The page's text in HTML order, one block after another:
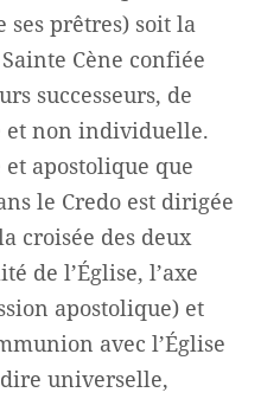
ses prêtres) soit la
Cène confiée
successeurs, de
et non individuelle.
et apostolique que
le Credo est dirigée
croisée des deux
de l’Église, l’axe
apostolique) et
avec l’Église
dire universelle,